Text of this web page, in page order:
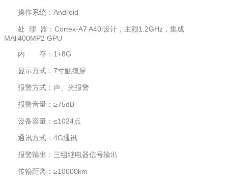
操作系统：Android
处 理 器：Cortex-A7 A40i设计，主频1.2GHz，集成
MAli400MP2 GPU
内 存：1+8G
显示方式：7寸触摸屏
报警方式：声、光报警
报警音量：≥75dB
设备容量：≤1024点
通讯方式：4G通讯
报警输出：三组继电器信号输出
传输距离：≥10000km